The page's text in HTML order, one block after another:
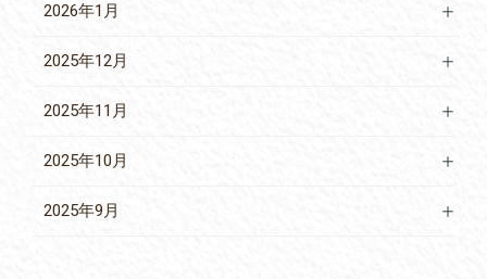
2026年1月
2025年12月
2025年11月
2025年10月
2025年9月